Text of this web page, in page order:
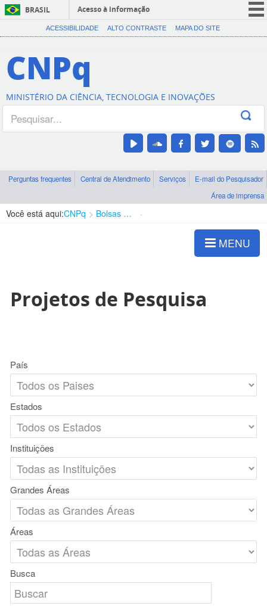
BRASIL
Acesso à informação
CORONAVÍRUS (COVID-19)
Canais
ACESSIBILIDADE ALTO CONTRASTE MAPA DO SITE
CNPq
MINISTÉRIO DA CIÊNCIA, TECNOLOGIA E INOVAÇÕES
Perguntas frequentes Central de Atendimento Serviços
E-mail do Pesquisador
Área de imprensa
Você está aqui:CNPq Bolsas e Auxílios Vigentes
MENU
Projetos de Pesquisa
País
Estados
Instituições
Grandes Áreas
Áreas
Busca